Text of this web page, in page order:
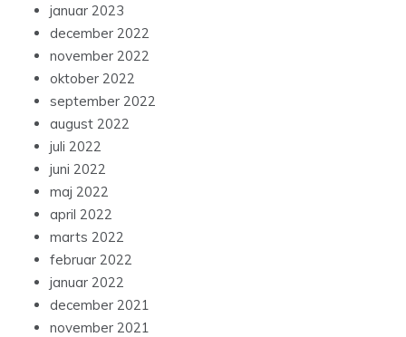
januar 2023
december 2022
november 2022
oktober 2022
september 2022
august 2022
juli 2022
juni 2022
maj 2022
april 2022
marts 2022
februar 2022
januar 2022
december 2021
november 2021